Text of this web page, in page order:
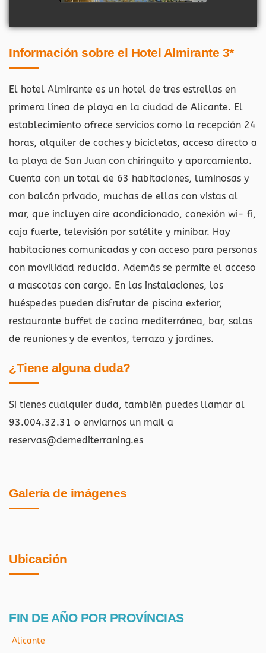
Información sobre el Hotel Almirante 3*
El hotel Almirante es un hotel de tres estrellas en
primera línea de playa en la ciudad de Alicante. El
establecimiento ofrece servicios como la recepción 24
horas, alquiler de coches y bicicletas, acceso directo a
la playa de San Juan con chiringuito y aparcamiento.
Cuenta con un total de 63 habitaciones, luminosas y
con balcón privado, muchas de ellas con vistas al
mar, que incluyen aire acondicionado, conexión wi- fi,
caja fuerte, televisión por satélite y minibar. Hay
habitaciones comunicadas y con acceso para personas
con movilidad reducida. Además se permite el acceso
a mascotas con cargo. En las instalaciones, los
huéspedes pueden disfrutar de piscina exterior,
restaurante buffet de cocina mediterránea, bar, salas
de reuniones y de eventos, terraza y jardines.
¿Tiene alguna duda?
Si tienes cualquier duda, también puedes llamar al
93.004.32.31 o enviarnos un mail a
reservas@demediterraning.es
Galería de imágenes
Ubicación
FIN DE AÑO POR PROVÍNCIAS
Alicante